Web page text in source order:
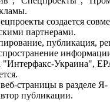
создается
партнерами.
публикация,
"Интерфакс-Украина",
страницы в разделе
публикации.